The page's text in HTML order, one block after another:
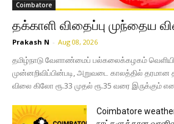
Coimbatore
தக்காளி விதைப்பு முந்தைய
Prakash N - Aug 08, 2026
தமிழ்நாடு வேளாண்மைப் பல்கலைக்கழகம்
முன்னறிவிப்பின்படி, அறுவடை காலத்தில்
விலை கிலோ ரூ.33 முதல் ரூ.35 வரை இருக்கும்
Coimbatore